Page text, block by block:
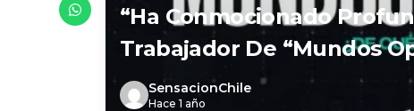
“Ha Conmocionado
Trabajador De “Mundos
SensacionChile
Hace 1 año